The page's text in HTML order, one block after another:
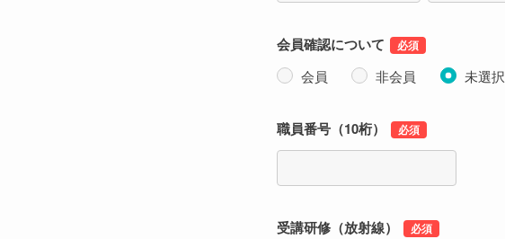
会員確認について
会員 非会員 未選択
職員番号（10桁）
受講研修（放射線）